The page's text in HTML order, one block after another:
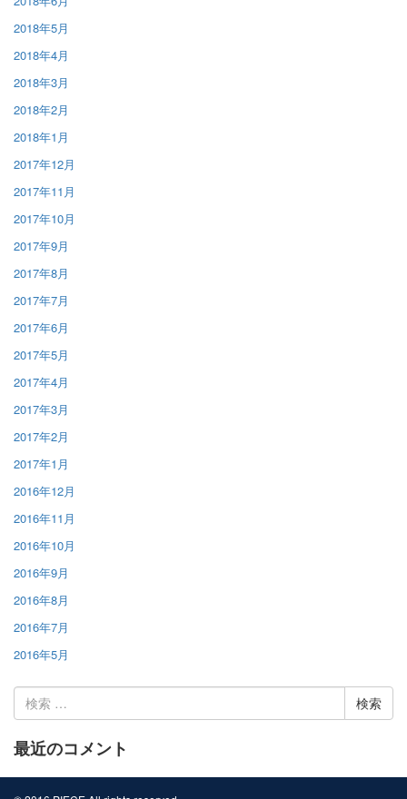
2018年5月
2018年4月
2018年3月
2018年2月
2018年1月
2017年12月
2017年11月
2017年10月
2017年9月
2017年8月
2017年7月
2017年6月
2017年5月
2017年4月
2017年3月
2017年2月
2017年1月
2016年12月
2016年11月
2016年10月
2016年9月
2016年8月
2016年7月
2016年5月
索:
最近のコメント